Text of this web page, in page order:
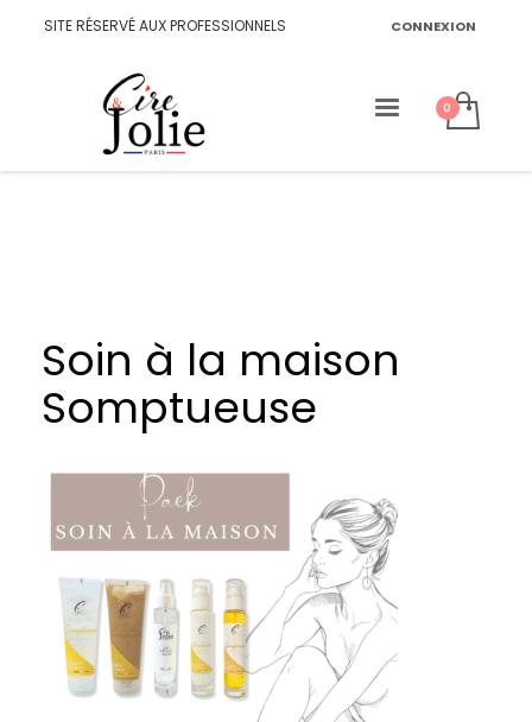
SITE RÉSERVÉ AUX PROFESSIONNELS CONNEXION
Soin à la maison
Somptueuse